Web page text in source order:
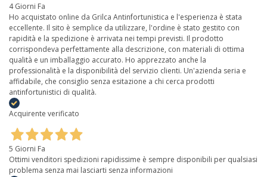
4 Giorni Fa
Ho acquistato online da Grilca Antinfortunistica e l'esperienza è stata
eccellente. Il sito è semplice da utilizzare, l'ordine è stato gestito con
rapidità e la spedizione è arrivata nei tempi previsti. Il prodotto
corrispondeva perfettamente alla descrizione, con materiali di ottima
qualità e un imballaggio accurato. Ho apprezzato anche la
professionalità e la disponibilità del servizio clienti. Un'azienda seria e
affidabile, che consiglio senza esitazione a chi cerca prodotti
antinfortunistici di qualità.
Acquirente verificato
5 Giorni Fa
Ottimi venditori spedizioni rapidissime è sempre disponibili per qualsiasi
problema senza mai lasciarti senza informazioni